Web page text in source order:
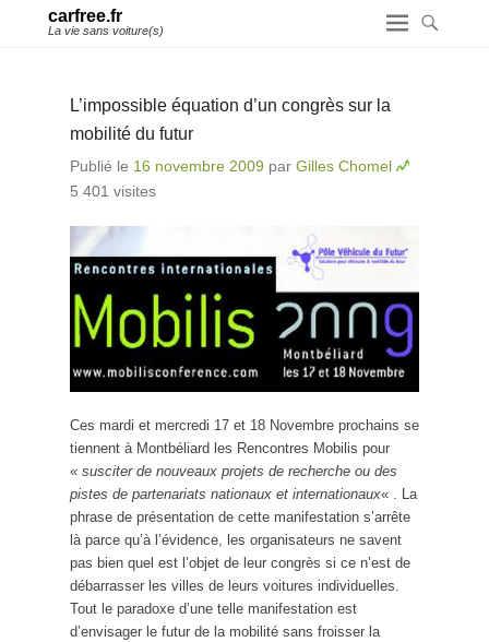
carfree.fr
La vie sans voiture(s)
L’impossible équation d’un congrès sur la
mobilité du futur
Publié le 16 novembre 2009 par Gilles Chomel
5 401 visites
Ces mardi et mercredi 17 et 18 Novembre prochains se
tiennent à Montbéliard les Rencontres Mobilis pour
« susciter de nouveaux projets de recherche ou des
pistes de partenariats nationaux et internationaux« . La
phrase de présentation de cette manifestation s’arrête
là parce qu’à l’évidence, les organisateurs ne savent
pas bien quel est l’objet de leur congrès si ce n’est de
débarrasser les villes de leurs voitures individuelles.
Tout le paradoxe d’une telle manifestation est
d’envisager le futur de la mobilité sans froisser la